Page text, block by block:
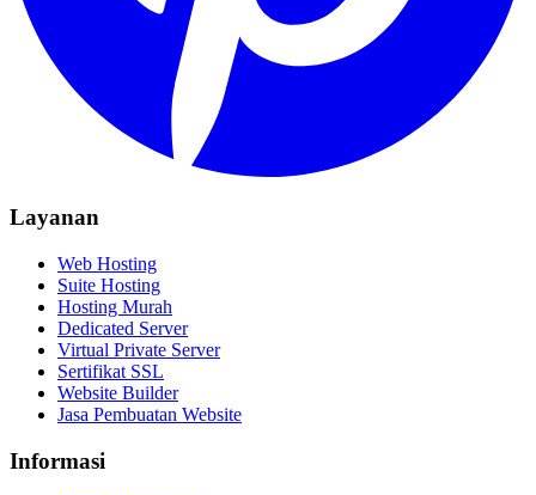
Layanan
Web Hosting
Suite Hosting
Hosting Murah
Dedicated Server
Virtual Private Server
Sertifikat SSL
Website Builder
Jasa Pembuatan Website
Informasi